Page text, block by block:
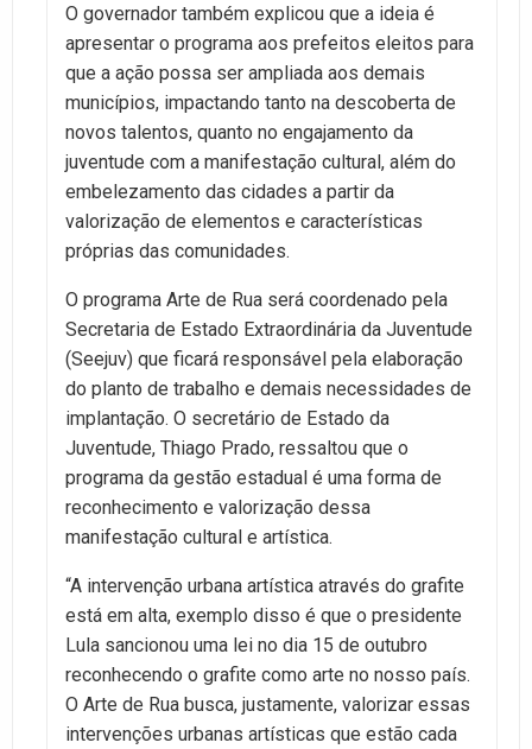
O governador também explicou que a ideia é
apresentar o programa aos prefeitos eleitos para
que a ação possa ser ampliada aos demais
municípios, impactando tanto na descoberta de
novos talentos, quanto no engajamento da
juventude com a manifestação cultural, além do
embelezamento das cidades a partir da
valorização de elementos e características
próprias das comunidades.
O programa Arte de Rua será coordenado pela
Secretaria de Estado Extraordinária da Juventude
(Seejuv) que ficará responsável pela elaboração
do planto de trabalho e demais necessidades de
implantação. O secretário de Estado da
Juventude, Thiago Prado, ressaltou que o
programa da gestão estadual é uma forma de
reconhecimento e valorização dessa
manifestação cultural e artística.
“A intervenção urbana artística através do grafite
está em alta, exemplo disso é que o presidente
Lula sancionou uma lei no dia 15 de outubro
reconhecendo o grafite como arte no nosso país.
O Arte de Rua busca, justamente, valorizar essas
intervenções urbanas artísticas que estão cada